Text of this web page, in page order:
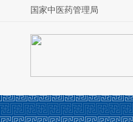
国家中医药管理局